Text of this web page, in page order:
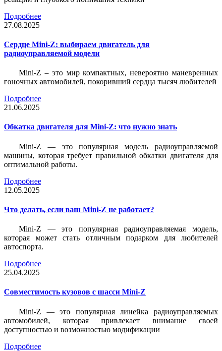
Подробнее
27.08.2025
Сердце Mini-Z: выбираем двигатель для
радиоуправляемой модели
Mini-Z – это мир компактных, невероятно маневренных
гоночных автомобилей, покоривший сердца тысяч любителей
Подробнее
21.06.2025
Обкатка двигателя для Mini-Z: что нужно знать
Mini-Z — это популярная модель радиоуправляемой
машины, которая требует правильной обкатки двигателя для
оптимальной работы.
Подробнее
12.05.2025
Что делать, если ваш Mini-Z не работает?
Mini-Z — это популярная радиоуправляемая модель,
которая может стать отличным подарком для любителей
автоспорта.
Подробнее
25.04.2025
Совместимость кузовов с шасси Mini-Z
Mini-Z — это популярная линейка радиоуправляемых
автомобилей, которая привлекает внимание своей
доступностью и возможностью модификации
Подробнее